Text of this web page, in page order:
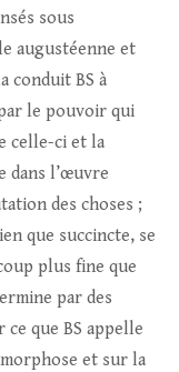
sous
augustéenne et
conduit BS à
le pouvoir qui
celle-ci et la
dans l’œuvre
des choses ;
que succincte, se
plus fine que
par des
que BS appelle
et sur la